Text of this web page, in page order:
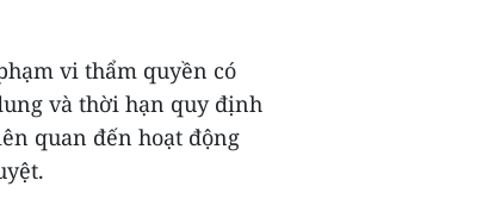
vi thẩm quyền có
và thời hạn quy định
quan đến hoạt động